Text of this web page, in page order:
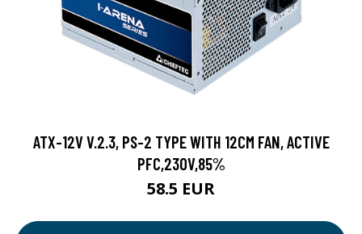
ATX-12V V.2.3, PS-2 TYPE WITH 12CM FAN, ACTIVE
PFC,230V,85%
58.5 EUR